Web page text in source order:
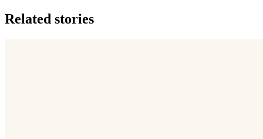
Related stories